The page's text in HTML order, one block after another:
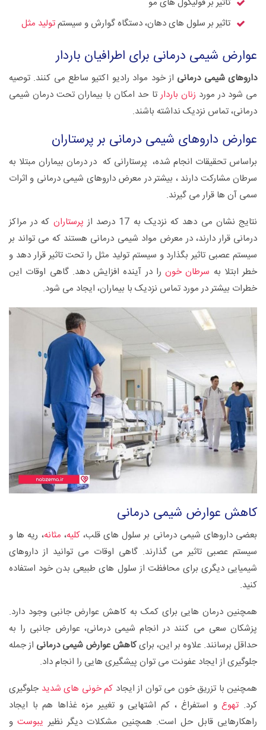
تاثیر بر سلول های دهان، دستگاه گوارش و سیستمتولید مثل
عوارض شیمی درمانی برای اطرافیان باردار
داروهای شیمی درمانی از خود مواد رادیو اکتیو ساطع می کنند. توصیه
می شود در مورد زنان باردار تا حد امکان با بیماران تحت درمان شیمی
درمانی، تماس نزدیک نداشته باشند.
عوارض داروهای شیمی درمانی بر پرستاران
براساس تحقیقات انجام شده، پرستارانی که در درمان بیماران مبتلا به
سرطان مشارکت دارند ، بیشتر در معرض داروهای شیمی درمانی و اثرات
سمی آن ها قرار می گیرند.
نتایج نشان می دهد که نزدیک به 17 درصد از
پرستاران که در مراکز
درمانی قرار دارند، در معرض مواد شیمی درمانی هستند که می تواند بر
سیستم عصبی تاثیر بگذارد و سیستم تولید مثل را تحت تاثیر قرار دهد و
خطر ابتلا به سرطان خون را در آینده افزایش دهد. گاهی اوقات این
خطرات بیشتر در مورد تماس نزدیک با بیماران، ایجاد می شود.
کاهش عوارض شیمی درمانی
بعضی داروهای شیمی درمانی بر سلول های قلب،کلیه، مثانه، ریه ها و
سیستم عصبی تاثیر می گذارند. گاهی اوقات می توانید از داروهای
شیمیایی دیگری برای محافظت از سلول های طبیعی بدن خود استفاده
کنید.
همچنین درمان هایی برای کمک به کاهش عوارض جانبی وجود دارد.
پزشکان سعی می کنند در انجام شیمی درمانی، عوارض جانبی را به
حداقل برسانند. علاوه بر این، برایکاهش عوارض شیمی درمانی از جمله
جلوگیری از ایجاد عفونت می توان پیشگیری هایی را انجام داد.
همچنین با تزریق خون می توان از ایجاد کم خونی های شدید جلوگیری
کرد. تهوعو استفراغ ، کم اشتهایی و تغییر مزه غذاها هم با ایجاد
راهکارهایی قابل حل است. همچنین مشکلات دیگر نظیر یبوستو